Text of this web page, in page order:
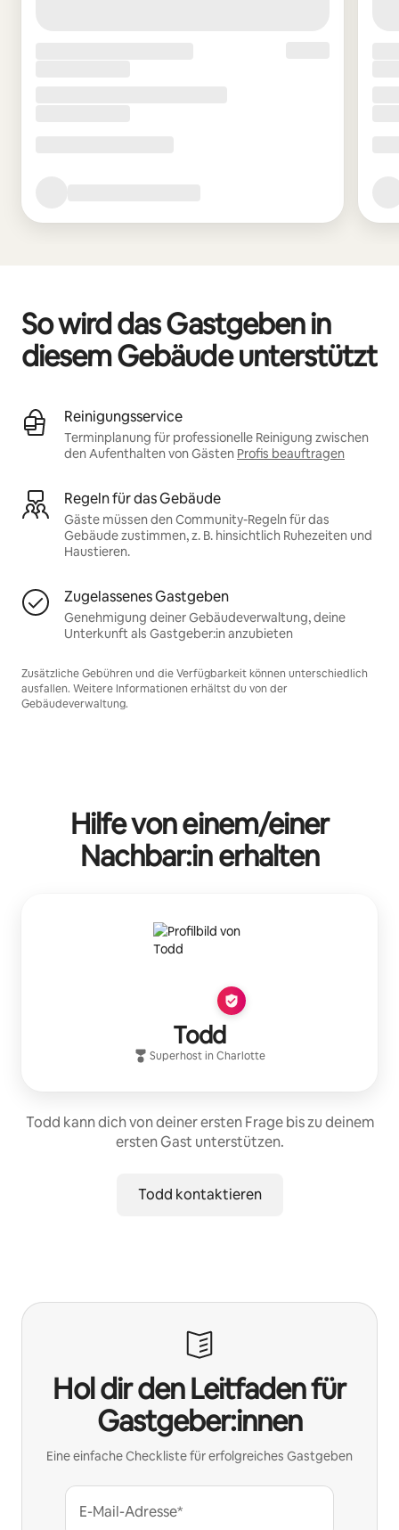
So wird das Gastgeben in
diesem Gebäude unterstützt
Reinigungsservice
Terminplanung für professionelle Reinigung zwischen
den Aufenthalten von Gästen Profis beauftragen
Regeln für das Gebäude
Gäste müssen den Community-Regeln für das
Gebäude zustimmen, z. B. hinsichtlich Ruhezeiten und
Haustieren.
Zugelassenes Gastgeben
Genehmigung deiner Gebäudeverwaltung, deine
Unterkunft als Gastgeber:in anzubieten
Zusätzliche Gebühren und die Verfügbarkeit können unterschiedlich
ausfallen. Weitere Informationen erhältst du von der
Gebäudeverwaltung.
Hilfe von einem/einer
Nachbar:in erhalten
Todd
Superhostin Charlotte
Todd kann dich von deiner ersten Frage bis zu deinem
ersten Gast unterstützen.
Todd kontaktieren
Hol dir den Leitfaden für
Gastgeber:innen
Eine einfache Checkliste für erfolgreiches Gastgeben
E-Mail-Adresse*